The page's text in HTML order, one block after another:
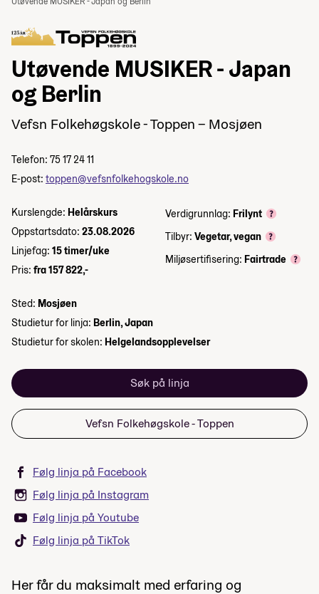
Utøvende MUSIKER - Japan
og Berlin
Vefsn Folkehøgskole - Toppen – Mosjøen
Telefon: 75 17 24 11
E-post: toppen@vefsnfolkehogskole.no
Kurslengde: Helårskurs
Oppstartsdato: 23.08.2026
Linjefag: 15 timer/uke
Pris: fra 157 822,-
Verdigrunnlag: Frilynt
Tilbyr: Vegetar, vegan
Miljøsertifisering: Fairtrade
Sted: Mosjøen
Studietur for linja: Berlin, Japan
Studietur for skolen: Helgelandsopplevelser
Søk på linja
Vefsn Folkehøgskole - Toppen
Følg linja på Facebook
Følg linja på Instagram
Følg linja på Youtube
Følg linja på TikTok
Her får du maksimalt med erfaring og